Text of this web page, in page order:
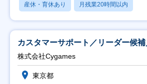
産休・育休あり 月残業20時間以内
カスタマーサポート／リーダー候
株式会社Cygames
東京都